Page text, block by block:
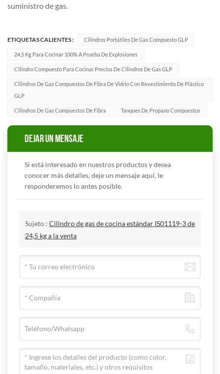
suministro de gas.
ETIQUETAS CALIENTES : Cilindros Portátiles De Gas Compuesto GLP
24,5 Kg Para Cocinar 100% A Prueba De Explosiones
Cilindro Compuesto Para Cocinar Precios De Cilindros De Gas GLP
Cilindros De Gas Compuestos De Fibra De Vidrio Con Revestimiento De Plástico
GLP
Cilindros De Gas Compuestos De Fibra Tanques De Propano Compuestos
DEJAR UN MENSAJE
Si está interesado en nuestros productos y desea
conocer más detalles, deje un mensaje aquí, le
responderemos lo antes posible.
Sujeto : Cilindro de gas de cocina estándar IS01119-3 de
24,5 kg a la venta